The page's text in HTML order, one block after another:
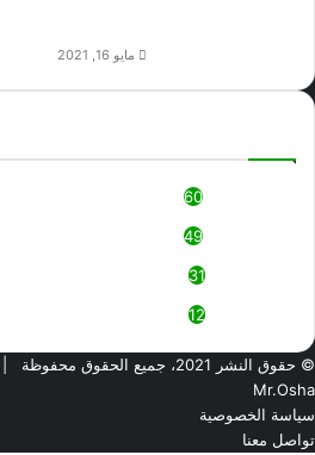
مايو 16, 2021
60
49
31
12
© حقوق النشر 2021، جميع الحقوق محفوظة |
Mr.Osha
سياسة الخصوصية
تواصل معنا